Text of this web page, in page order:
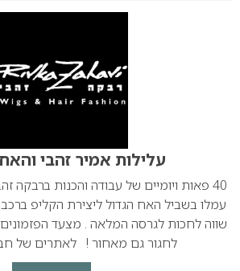
עלילות אמיר זהבי
עמלו בשביל האח הגדול ליצירת הקליפ
שווה לחכות לגרסה המלאה . מצעד
לחגור גם מאחור ! לאתרים של